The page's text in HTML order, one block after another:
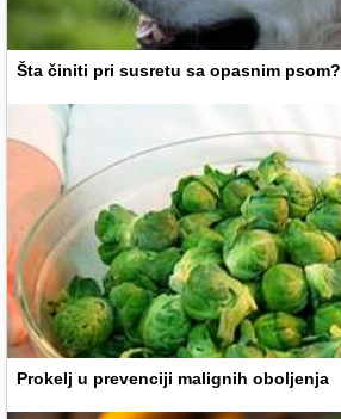
Šta činiti pri susretu sa opasnim psom?
Prokelj u prevenciji malignih oboljenja